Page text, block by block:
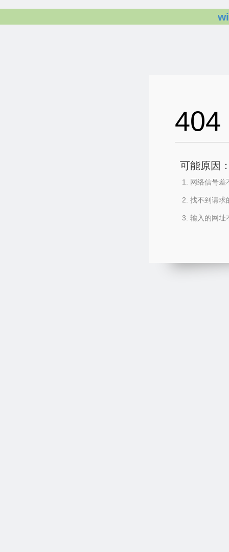
404
可能原因
网络信号差
找不到请求
输入的网址